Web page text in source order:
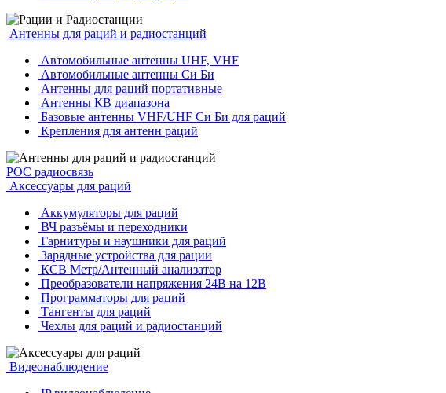
Антенны для раций и радиостанций
Автомобильные антенны UHF, VHF
Автомобильные антенны Си Би
Антенны для раций портативные
Антенны КВ диапазона
Базовые антенны VHF/UHF Си Би для раций
Крепления для антенн раций
POC радиосвязь
Аксессуары для раций
Аккумуляторы для раций
ВЧ разъёмы и переходники
Гарнитуры и наушники для раций
Зарядные устройства для рации
КСВ Метр/Антенный анализатор
Преобразователи напряжения 24В на 12В
Программаторы для раций
Тангенты для раций
Чехлы для раций и радиостанций
Видеонаблюдение